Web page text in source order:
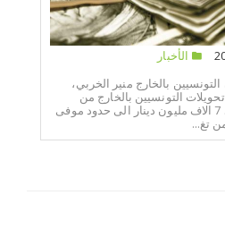
الأخبار
بالخارج منير الخربي،
التونسيين بالخارج من
العملة الصعبة بلغت حوالي 7 الاف مليون دينار الى حدود موفى